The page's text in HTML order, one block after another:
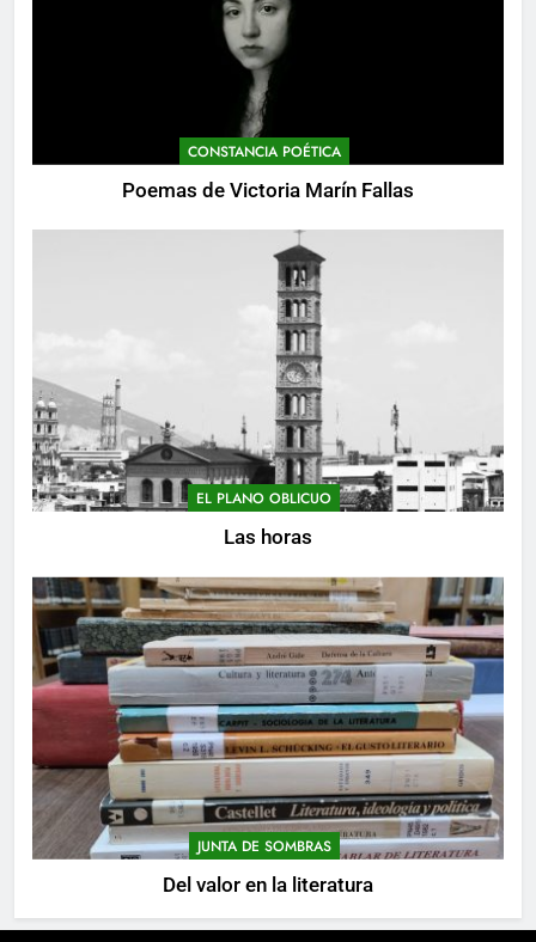
CONSTANCIA POÉTICA
Poemas de Victoria Marín Fallas
EL PLANO OBLICUO
Las horas
JUNTA DE SOMBRAS
Del valor en la literatura